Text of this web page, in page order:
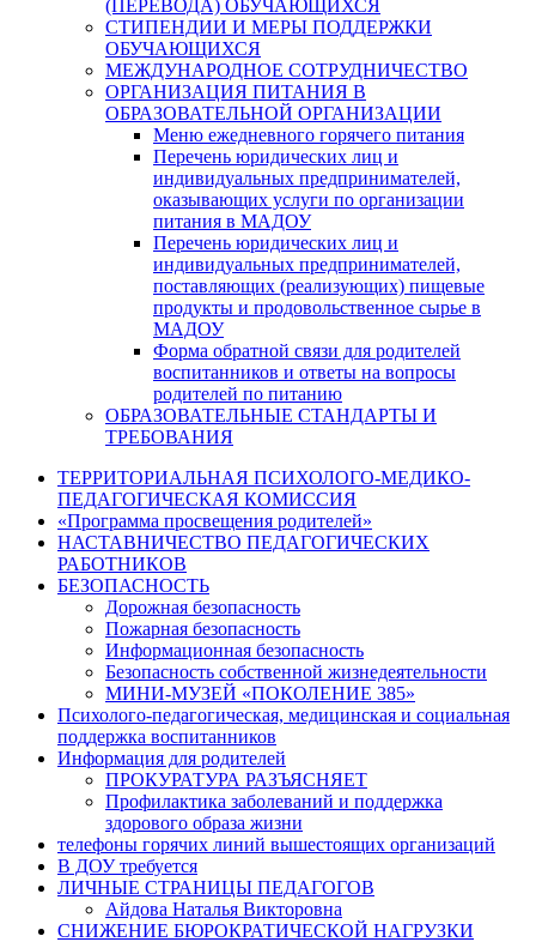
(ПЕРЕВОДА) ОБУЧАЮЩИХСЯ
СТИПЕНДИИ И МЕРЫ ПОДДЕРЖКИ
ОБУЧАЮЩИХСЯ
МЕЖДУНАРОДНОЕ СОТРУДНИЧЕСТВО
ОРГАНИЗАЦИЯ ПИТАНИЯ В
ОБРАЗОВАТЕЛЬНОЙ ОРГАНИЗАЦИИ
Меню ежедневного горячего питания
Перечень юридических лиц и
индивидуальных предпринимателей,
оказывающих услуги по организации
питания в МАДОУ
Перечень юридических лиц и
индивидуальных предпринимателей,
поставляющих (реализующих) пищевые
продукты и продовольственное сырье в
МАДОУ
Форма обратной связи для родителей
воспитанников и ответы на вопросы
родителей по питанию
ОБРАЗОВАТЕЛЬНЫЕ СТАНДАРТЫ И
ТРЕБОВАНИЯ
ТЕРРИТОРИАЛЬНАЯ ПСИХОЛОГО-МЕДИКО-
ПЕДАГОГИЧЕСКАЯ КОМИССИЯ
«Программа просвещения родителей»
НАСТАВНИЧЕСТВО ПЕДАГОГИЧЕСКИХ
РАБОТНИКОВ
БЕЗОПАСНОСТЬ
Дорожная безопасность
Пожарная безопасность
Информационная безопасность
Безопасность собственной жизнедеятельности
МИНИ-МУЗЕЙ «ПОКОЛЕНИЕ 385»
Психолого-педагогическая, медицинская и социальная
поддержка воспитанников
Информация для родителей
ПРОКУРАТУРА РАЗЪЯСНЯЕТ
Профилактика заболеваний и поддержка
здорового образа жизни
телефоны горячих линий вышестоящих организаций
В ДОУ требуется
ЛИЧНЫЕ СТРАНИЦЫ ПЕДАГОГОВ
Айдова Наталья Викторовна
СНИЖЕНИЕ БЮРОКРАТИЧЕСКОЙ НАГРУЗКИ